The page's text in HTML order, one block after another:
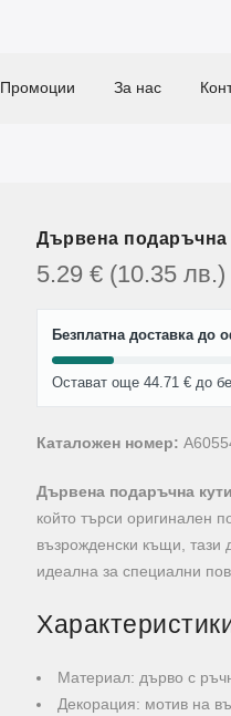
Промоции За нас
Дървена подаръчна
5.29 € (10.35 лв.)
Безплатна доставка до
Остават още 44.71 € до
Каталожен номер:
Дървена подаръчна
който търси оригинален
възрожденски къщи, тази
идеална за специални
Материал: дърво с
Декорация: мотив на